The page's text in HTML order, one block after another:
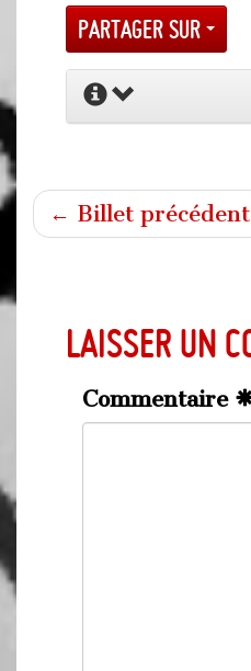
Partager sur
← Billet précédent
Laisser un
Commentaire